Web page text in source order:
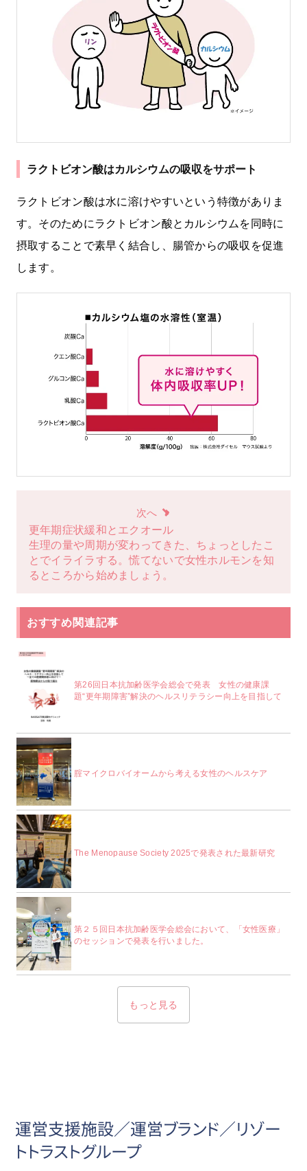
ラクトビオン酸はカルシウムの吸収をサポート
ラクトビオン酸は水に溶けやすいという特徴がありま
す。そのためにラクトビオン酸とカルシウムを同時に
摂取することで素早く結合し、腸管からの吸収を促進
します。
次へ
更年期症状緩和とエクオール
生理の量や周期が変わってきた、ちょっとしたこ
とでイライラする。慌てないで女性ホルモンを知
るところから始めましょう。
おすすめ関連記事
第26回日本抗加齢医学会総会で発表 女性の健康課
題“更年期障害”解決のヘルスリテラシー向上を目指して
腟マイクロバイオームから考える女性のヘルスケア
The Menopause Society 2025で発表された最新研究
第２５回日本抗加齢医学会総会において、「女性医療」
のセッションで発表を行いました。
もっと見る
運営支援施設／運営ブランド／リゾー
トトラストグループ